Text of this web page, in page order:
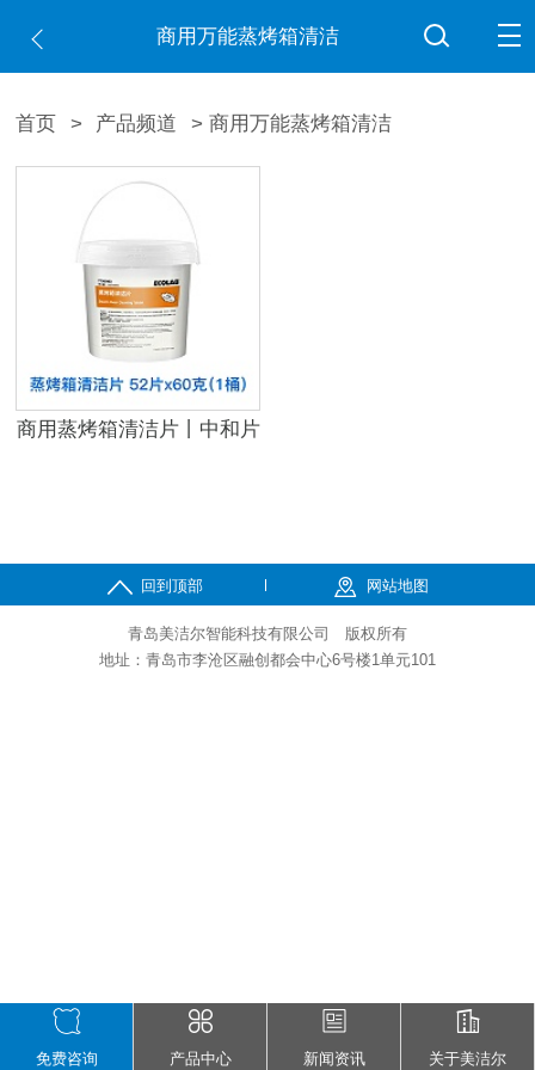
商用万能蒸烤箱清洁
首页 > 产品频道 > 商用万能蒸烤箱清洁
商用蒸烤箱清洁片丨中和片
回到顶部 网站地图
青岛美洁尔智能科技有限公司 版权所有
地址：青岛市李沧区融创都会中心6号楼1单元101
免费咨询 产品中心 新闻资讯 关于美洁尔